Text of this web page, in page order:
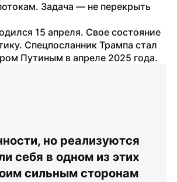
Задача — не перекрыть
15 апреля. Свое состояние
Спецпосланник Трампа стал
Путиным в апреле 2025 года.
но реализуются
себя в одном из этих
сильным сторонам